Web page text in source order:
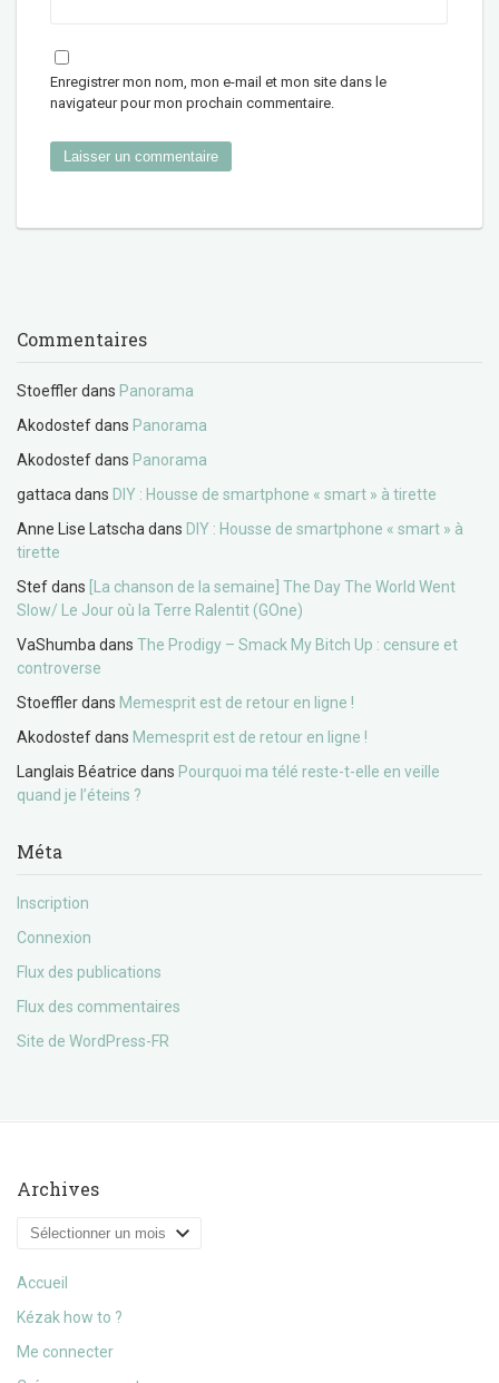
Enregistrer mon nom, mon e-mail et mon site dans le
navigateur pour mon prochain commentaire.
Commentaires
Stoefflerdans Panorama
Akodostefdans Panorama
Akodostefdans Panorama
gattaca dans DIY : Housse de smartphone « smart » à tirette
Anne Lise Latscha dans DIY : Housse de smartphone « smart » à
tirette
Stefdans
[La chanson de la semaine] The Day The World Went
Slow/ Le Jour où la Terre Ralentit (GOne)
VaShumba dans The Prodigy – Smack My Bitch Up : censure et
controverse
Stoefflerdans Memesprit est de retour en ligne !
Akodostefdans Memesprit est de retour en ligne !
Langlais Béatrice dans Pourquoi ma télé reste-t-elle en veille
quand je l’éteins ?
Méta
Inscription
Connexion
Flux des publications
Flux des commentaires
Site de WordPress-FR
Archives
Archives
Accueil
Kézak how to ?
Me connecter